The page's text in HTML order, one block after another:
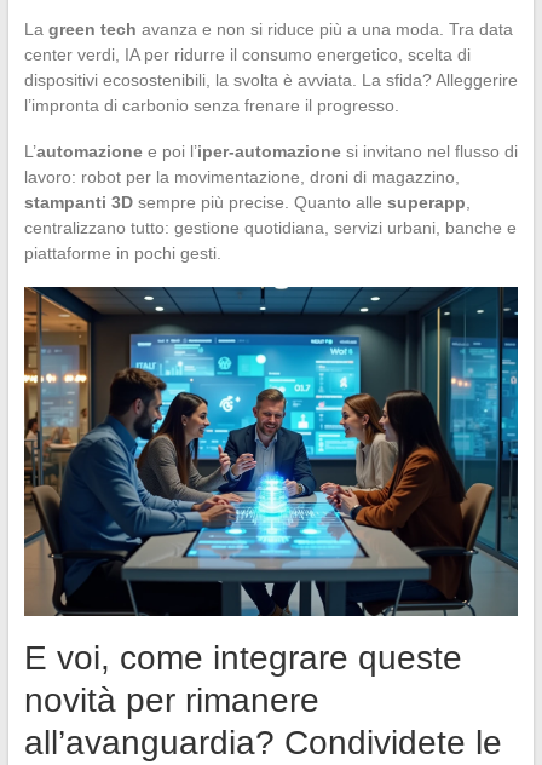
La green tech avanza e non si riduce più a una moda. Tra data
center verdi, IA per ridurre il consumo energetico, scelta di
dispositivi ecosostenibili, la svolta è avviata. La sfida? Alleggerire
l’impronta di carbonio senza frenare il progresso.
L’automazionee poi l’iper-automazionesi invitano nel flusso di
lavoro: robot per la movimentazione, droni di magazzino,
stampanti 3Dsempre più precise. Quanto alle superapp
centralizzano tutto: gestione quotidiana, servizi urbani, banche e
piattaforme in pochi gesti.
E voi, come integrare queste
novità per rimanere
all’avanguardia? Condividete le